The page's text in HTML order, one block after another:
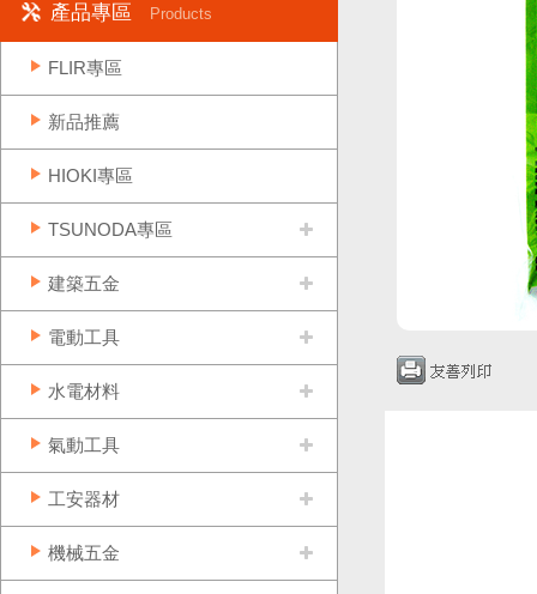
產品專區 Products
FLIR專區
新品推薦
HIOKI專區
TSUNODA專區
建築五金
電動工具
水電材料
氣動工具
工安器材
機械五金